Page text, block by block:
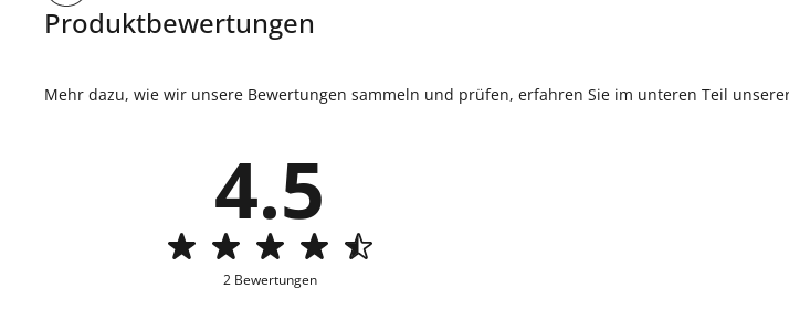
Produktbewertungen
Mehr dazu, wie wir unsere Bewertungen sammeln und prüfen, erfahren Sie im unteren Teil
4.5
2 Bewertungen